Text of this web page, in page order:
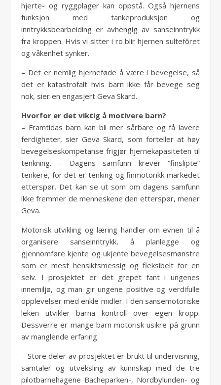
hjerte- og ryggplager kan oppstå. Også hjernens
funksjon med tankeproduksjon og
inntrykksbearbeiding er avhengig av sanseinntrykk
fra kroppen. Hvis vi sitter i ro blir hjernen sultefôret
og våkenhet synker.
– Det er nemlig hjerneføde å være i bevegelse, så
det er katastrofalt hvis barn ikke får bevege seg
nok, sier en engasjert Geva Skard.
Hvorfor er det viktig å motivere barn?
– Framtidas barn kan bli mer sårbare og få lavere
ferdigheter, sier Geva Skard, som forteller at høy
bevegelseskompetanse frigjør hjernekapasiteten til
tenkning. – Dagens samfunn krever “finslipte”
tenkere, for det er tenking og finmotorikk markedet
etterspør. Det kan se ut som om dagens samfunn
ikke fremmer de menneskene den etterspør, mener
Geva.
Motorisk utvikling og læring handler om evnen til å
organisere sanseinntrykk, å planlegge og
gjennomføre kjente og ukjente bevegelsesmønstre
som er mest hensiktsmessig og fleksibelt for en
selv. I prosjektet er det grepet fant i ungenes
innemiljø, og man gir ungene positive og verdifulle
opplevelser med enkle midler. I den sansemotoriske
leken utvikler barna kontroll over egen kropp.
Dessverre er mange barn motorisk usikre på grunn
av manglende erfaring.
– Store deler av prosjektet er brukt til undervisning,
samtaler og utveksling av kunnskap med de tre
pilotbarnehagene Bacheparken-, Nordbylunden- og